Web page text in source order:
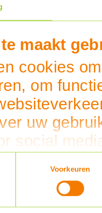
maakt
cookies
om
uw
social
u aan ze
basis van
Voorkeuren